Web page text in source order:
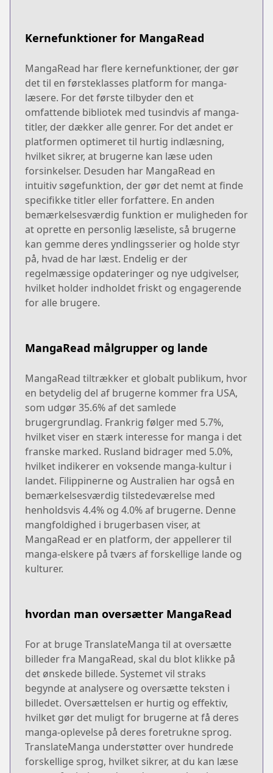
Kernefunktioner for MangaRead
MangaRead har flere kernefunktioner, der gør
det til en førsteklasses platform for manga-
læsere. For det første tilbyder den et
omfattende bibliotek med tusindvis af manga-
titler, der dækker alle genrer. For det andet er
platformen optimeret til hurtig indlæsning,
hvilket sikrer, at brugerne kan læse uden
forsinkelser. Desuden har MangaRead en
intuitiv søgefunktion, der gør det nemt at finde
specifikke titler eller forfattere. En anden
bemærkelsesværdig funktion er muligheden for
at oprette en personlig læseliste, så brugerne
kan gemme deres yndlingsserier og holde styr
på, hvad de har læst. Endelig er der
regelmæssige opdateringer og nye udgivelser,
hvilket holder indholdet friskt og engagerende
for alle brugere.
MangaRead målgrupper og lande
MangaRead tiltrækker et globalt publikum, hvor
en betydelig del af brugerne kommer fra USA,
som udgør 35.6% af det samlede
brugergrundlag. Frankrig følger med 5.7%,
hvilket viser en stærk interesse for manga i det
franske marked. Rusland bidrager med 5.0%,
hvilket indikerer en voksende manga-kultur i
landet. Filippinerne og Australien har også en
bemærkelsesværdig tilstedeværelse med
henholdsvis 4.4% og 4.0% af brugerne. Denne
mangfoldighed i brugerbasen viser, at
MangaRead er en platform, der appellerer til
manga-elskere på tværs af forskellige lande og
kulturer.
hvordan man oversætter MangaRead
For at bruge TranslateManga til at oversætte
billeder fra MangaRead, skal du blot klikke på
det ønskede billede. Systemet vil straks
begynde at analysere og oversætte teksten i
billedet. Oversættelsen er hurtig og effektiv,
hvilket gør det muligt for brugerne at få deres
manga-oplevelse på deres foretrukne sprog.
TranslateManga understøtter over hundrede
forskellige sprog, hvilket sikrer, at du kan læse